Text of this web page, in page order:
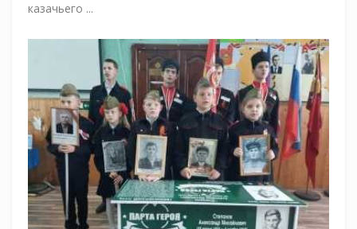
казачьего ...